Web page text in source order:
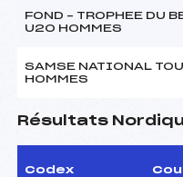
FOND – TROPHEE DU
U20 HOMMES
SAMSE NATIONAL
HOMMES
Résultats
Codex